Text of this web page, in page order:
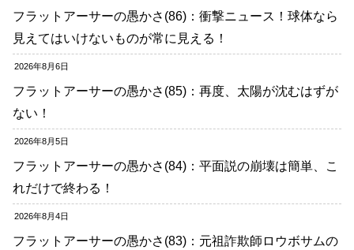
フラットアーサーの愚かさ(86)：衝撃ニュース！球体なら
見えてはいけないものが常に見える！
2026年8月6日
フラットアーサーの愚かさ(85)：再度、太陽が沈むはずが
ない！
2026年8月5日
フラットアーサーの愚かさ(84)：平面説の崩壊は簡単、こ
れだけで終わる！
2026年8月4日
フラットアーサーの愚かさ(83)：元祖詐欺師ロウボサムの